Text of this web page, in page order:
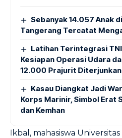
Sebanyak 14.057 Anak
Tangerang Tercatat
Latihan Terintegrasi
Kesiapan Operasi Udara
12.000 Prajurit Diterjunkan
Kasau Diangkat Jadi
Korps Marinir, Simbol Erat
dan Kemhan
Ikbal, mahasiswa